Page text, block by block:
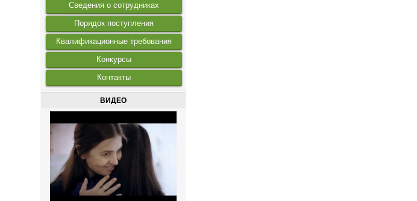
Сведения о сотрудниках
Порядок поступления
Квалификационные требования
Конкурсы
Контакты
ВИДЕО